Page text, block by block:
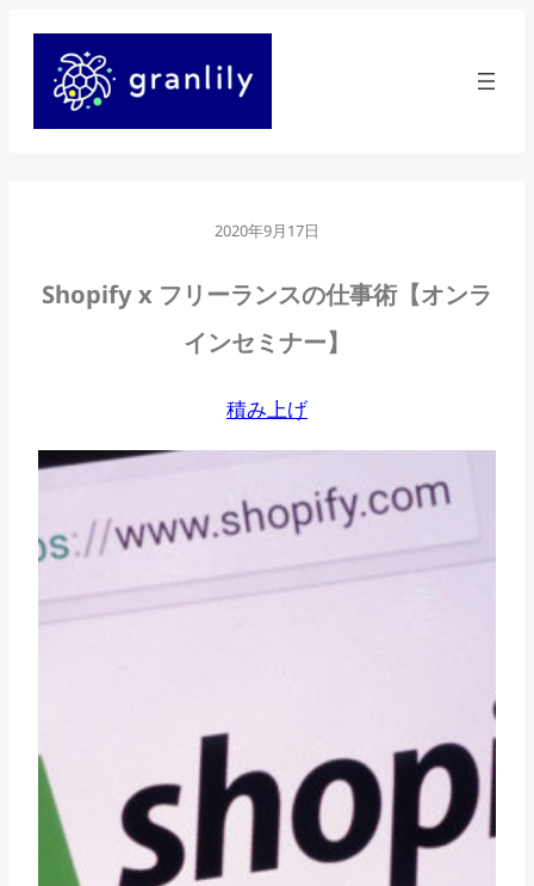
2020年9月17日
Shopify x フリーランスの仕事術【オンラ
インセミナー】
積み上げ